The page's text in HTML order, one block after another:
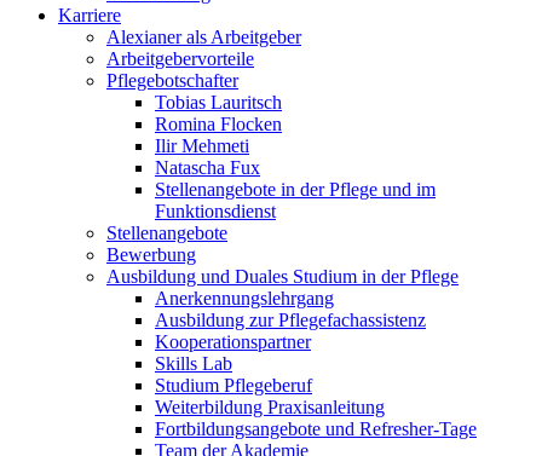
Karriere
Alexianer als Arbeitgeber
Arbeitgebervorteile
Pflegebotschafter
Tobias Lauritsch
Romina Flocken
Ilir Mehmeti
Natascha Fux
Stellenangebote in der Pflege und im
Funktionsdienst
Stellenangebote
Bewerbung
Ausbildung und Duales Studium in der Pflege
Anerkennungslehrgang
Ausbildung zur Pflegefachassistenz
Kooperationspartner
Skills Lab
Studium Pflegeberuf
Weiterbildung Praxisanleitung
Fortbildungsangebote und Refresher-Tage
Team der Akademie